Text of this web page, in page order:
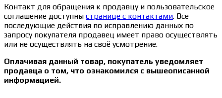
Контакт для обращения к продавцу и пользовательское
соглашение доступны странице с контактами. Все
последующие действия по исправлению данных по
запросу покупателя продавец имеет право осуществлять
или не осуществлять на своё усмотрение.
Оплачивая данный товар, покупатель уведомляет
продавца о том, что ознакомился с вышеописанной
информацией.